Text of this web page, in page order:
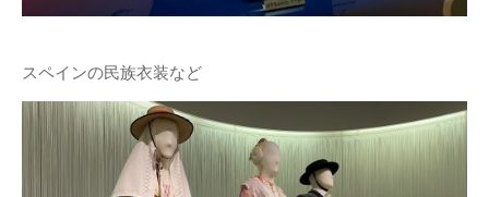
スペインの民族衣装など